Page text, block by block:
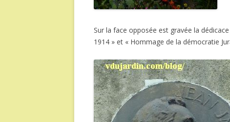
Sur la face opposée est gravée la
1914 » et « Hommage de la démocratie